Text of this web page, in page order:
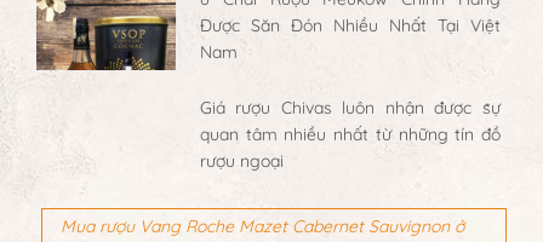
Được Săn Đón Nhiều Nhất Tại Việt
Nam
Giá rượu Chivas luôn nhận được sự
quan tâm nhiều nhất từ những tín đồ
rượu ngoại
Mua rượu Vang Roche Mazet Cabernet Sauvignon ở